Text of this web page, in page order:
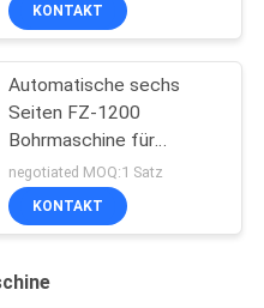
KONTAKT
Automatische sechs
Seiten FZ-1200
Bohrmaschine für
Werkstatt
negotiated MOQ:1 Satz
KONTAKT